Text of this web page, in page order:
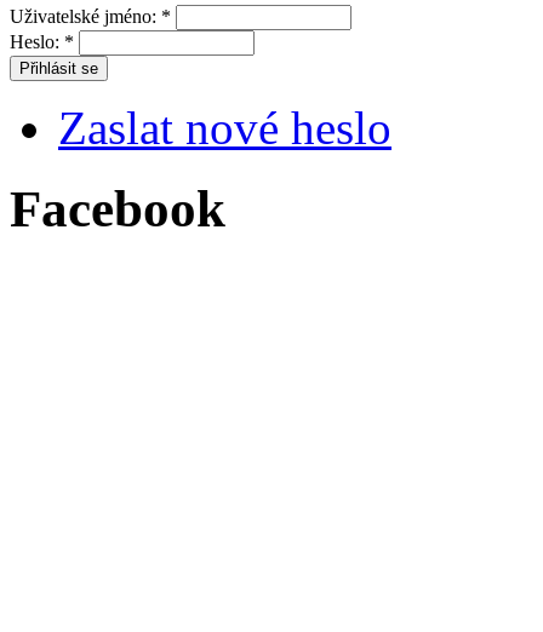
Uživatelské jméno: *
Heslo: *
Zaslat nové heslo
Facebook